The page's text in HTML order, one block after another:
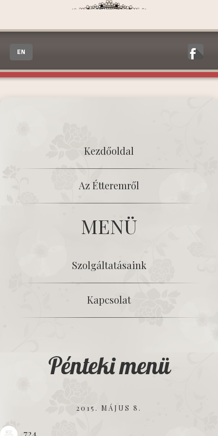
EN
Kezdőoldal
Az Étteremről
MENÜ
Szolgáltatásaink
Kapcsolat
Pénteki menü
2015. MÁJUS 8.
724